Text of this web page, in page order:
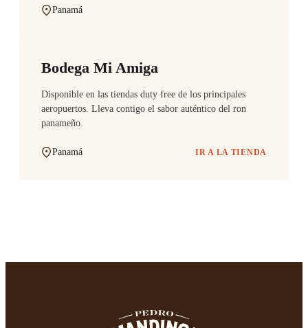
Panamá
Bodega Mi Amiga
Disponible en las tiendas duty free de los principales
aeropuertos. Lleva contigo el sabor auténtico del ron
panameño.
Panamá IR A LA TIENDA